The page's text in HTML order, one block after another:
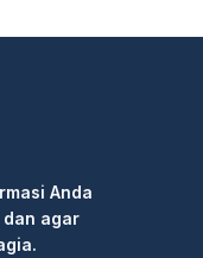
Anda
dan agar